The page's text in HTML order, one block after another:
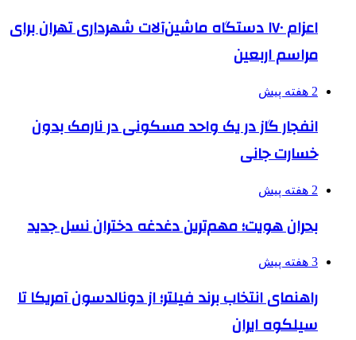
اعزام ۱۷۰ دستگاه ماشین‌آلات شهرداری تهران برای
مراسم اربعین
2 هفته پیش
انفجار گاز در یک واحد مسکونی در نارمک بدون
خسارت جانی
2 هفته پیش
بحران هویت؛ مهم‌ترین دغدغه دختران نسل جدید
3 هفته پیش
راهنمای انتخاب برند فیلتر؛ از دونالدسون آمریکا تا
سیلکوه ایران